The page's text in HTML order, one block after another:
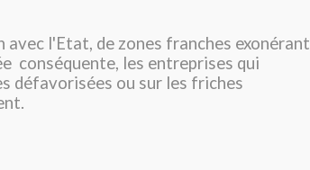
l'Etat, de zones franches exonérant
conséquente, les entreprises qui
défavorisées ou sur les friches